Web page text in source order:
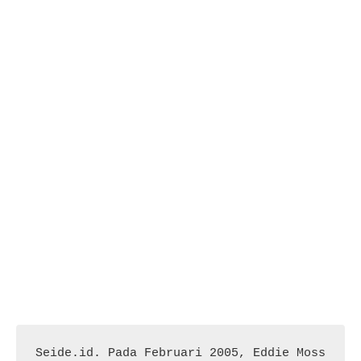
Seide.id. Pada Februari 2005, Eddie Moss